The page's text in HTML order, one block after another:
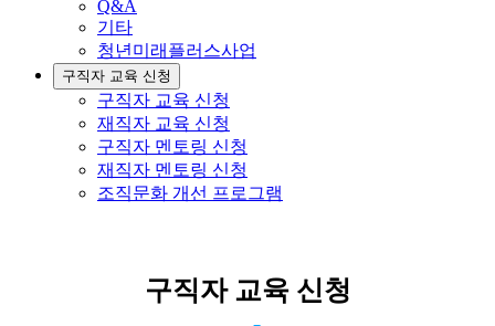
Q&A
기타
청년미래플러스사업
구직자 교육 신청
구직자 교육 신청
재직자 교육 신청
구직자 멘토링 신청
재직자 멘토링 신청
조직문화 개선 프로그램
구직자 교육 신청